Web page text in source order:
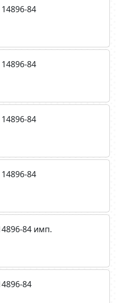
84
84
84
84
84 имп.
84